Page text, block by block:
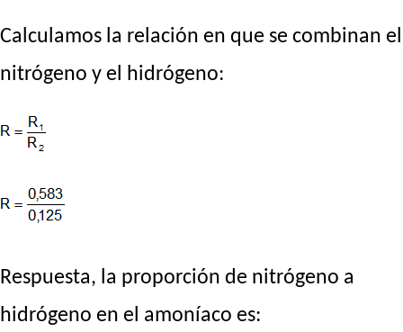
Calculamos la relación en que se combinan el
nitrógeno y el hidrógeno:
Respuesta, la proporción de nitrógeno a
hidrógeno en el amoníaco es: